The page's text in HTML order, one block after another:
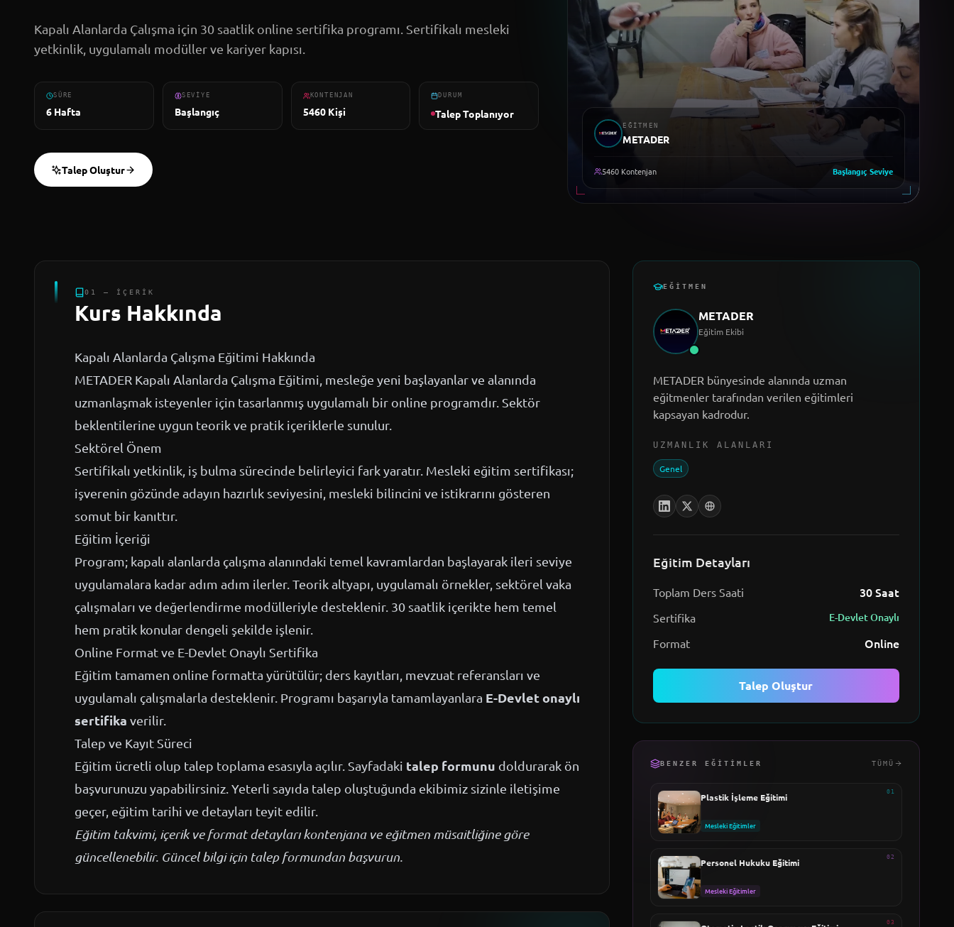
Kapalı Alanlarda Çalışma için 30 saatlik online sertifika programı. Sertifikalı mesleki
yetkinlik, uygulamalı modüller ve kariyer kapısı.
SÜRE
6 Hafta
SEVIYE
Başlangıç
KONTENJAN
5460Kişi
DURUM
Talep Toplanıyor
Talep Oluştur
EĞITMEN
METADER
5460 Kontenjan Başlangıç Seviye
01 — İÇERIK
Kurs Hakkında
Kapalı Alanlarda Çalışma Eğitimi Hakkında
METADER Kapalı Alanlarda Çalışma Eğitimi, mesleğe yeni başlayanlar ve alanında
uzmanlaşmak isteyenler için tasarlanmış uygulamalı bir online programdır. Sektör
beklentilerine uygun teorik ve pratik içeriklerle sunulur.
Sektörel Önem
Sertifikalı yetkinlik, iş bulma sürecinde belirleyici fark yaratır. Mesleki eğitim sertifikası;
işverenin gözünde adayın hazırlık seviyesini, mesleki bilincini ve istikrarını gösteren
somut bir kanıttır.
Eğitim İçeriği
Program; kapalı alanlarda çalışma alanındaki temel kavramlardan başlayarak ileri seviye
uygulamalara kadar adım adım ilerler. Teorik altyapı, uygulamalı örnekler, sektörel vaka
çalışmaları ve değerlendirme modülleriyle desteklenir. 30 saatlik içerikte hem temel
hem pratik konular dengeli şekilde işlenir.
Online Format ve E-Devlet Onaylı Sertifika
Eğitim tamamen online formatta yürütülür; ders kayıtları, mevzuat referansları ve
uygulamalı çalışmalarla desteklenir. Programı başarıyla tamamlayanlara E-Devlet onaylı
sertifika verilir.
Talep ve Kayıt Süreci
Eğitim ücretli olup talep toplama esasıyla açılır. Sayfadaki talep formunu doldurarak ön
başvurunuzu yapabilirsiniz. Yeterli sayıda talep oluştuğunda ekibimiz sizinle iletişime
geçer, eğitim tarihi ve detayları teyit edilir.
Eğitim takvimi, içerik ve format detayları kontenjana ve eğitmen müsaitliğine göre
güncellenebilir. Güncel bilgi için talep formundan başvurun.
EĞITMEN
METADER
Eğitim Ekibi
METADER bünyesinde alanında uzman
eğitmenler tarafından verilen eğitimleri
kapsayan kadrodur.
UZMANLIK ALANLARI
Genel
Eğitim Detayları
Toplam Ders Saati 30Saat
Sertifika E-Devlet Onaylı
Format Online
Talep Oluştur
BENZER EĞITIMLER TÜMÜ
01
Plastik İşleme Eğitimi
Mesleki Eğitimler
02
Personel Hukuku Eğitimi
Mesleki Eğitimler
03